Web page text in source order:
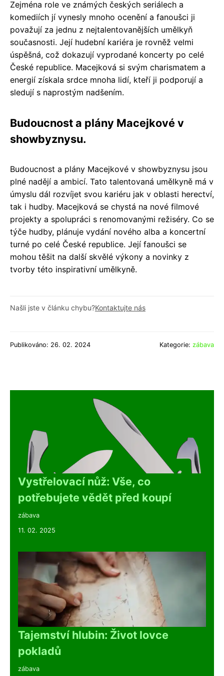
Zejména role ve známých českých seriálech a
komediích jí vynesly mnoho ocenění a fanoušci ji
považují za jednu z nejtalentovanějších umělkyň
současnosti. Její hudební kariéra je rovněž velmi
úspěšná, což dokazují vyprodané koncerty po celé
České republice. Macejková si svým charismatem a
energií získala srdce mnoha lidí, kteří ji podporují a
sledují s naprostým nadšením.
Budoucnost a plány Macejkové v
showbyznysu.
Budoucnost a plány Macejkové v showbyznysu jsou
plné nadějí a ambicí. Tato talentovaná umělkyně má v
úmyslu dál rozvíjet svou kariéru jak v oblasti herectví,
tak i hudby. Macejková se chystá na nové filmové
projekty a spolupráci s renomovanými režiséry. Co se
týče hudby, plánuje vydání nového alba a koncertní
turné po celé České republice. Její fanoušci se
mohou těšit na další skvělé výkony a novinky z
tvorby této inspirativní umělkyně.
Našli jste v článku chybu?Kontaktujte nás
Publikováno: 26. 02. 2024 Kategorie: zábava
Vystřelovací nůž: Vše, co
potřebujete vědět před koupí
zábava
11. 02. 2025
Tajemství hlubin: Život lovce
pokladů
zábava